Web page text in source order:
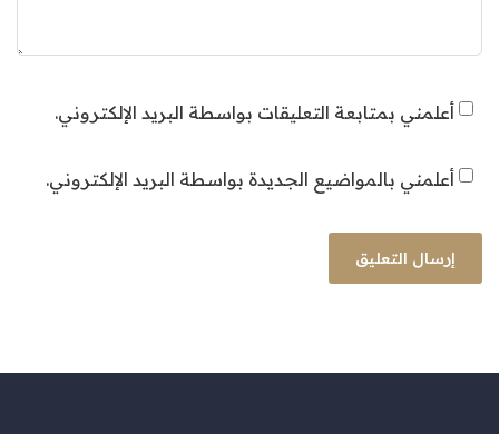
أعلمني بمتابعة التعليقات بواسطة البريد الإلكتروني.
أعلمني بالمواضيع الجديدة بواسطة البريد الإلكتروني.